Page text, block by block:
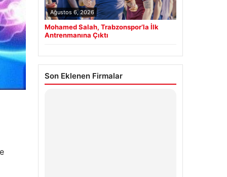
Ağustos 6, 2026
Mohamed Salah, Trabzonspor’la İlk
Antrenmanına Çıktı
Son Eklenen Firmalar